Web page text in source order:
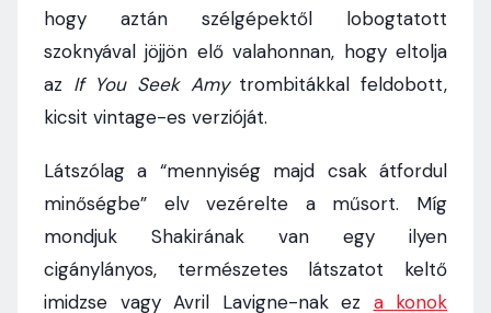
hogy aztán szélgépektől lobogtatott
szoknyával jöjjön elő valahonnan, hogy eltolja
az If You Seek Amytrombitákkal feldobott,
kicsit vintage-es verzióját.
Látszólag a “mennyiség majd csak átfordul
minőségbe” elv vezérelte a műsort. Míg
mondjuk Shakirának van egy ilyen
cigánylányos, természetes látszatot keltő
imidzse vagy Avril Lavigne-nak ez a konok